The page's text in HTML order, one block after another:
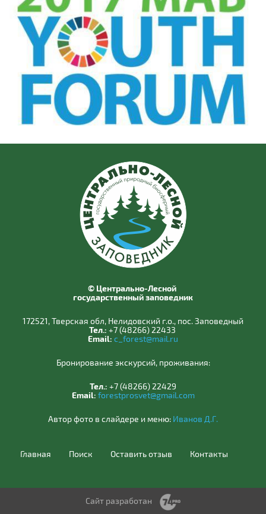
© Центрально-Лесной
государственный заповедник
172521, Тверская обл, Нелидовский г.о., пос. Заповедный
Тел.: +7 (48266) 22433
Email: c_forest@mail.ru
Бронирование экскурсий, проживания:
Тел.: +7 (48266) 22429
Email: forestprosvet@gmail.com
Автор фото в слайдере и меню: Иванов Д.Г.
Главная Поиск Оставить отзыв Контакты
Сайт разработан